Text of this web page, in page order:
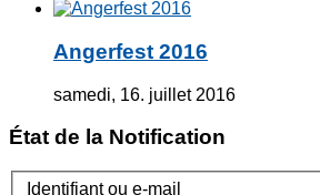
Angerfest 2016
samedi, 16. juillet 2016
État de la Notification
Identifiant ou e-mail